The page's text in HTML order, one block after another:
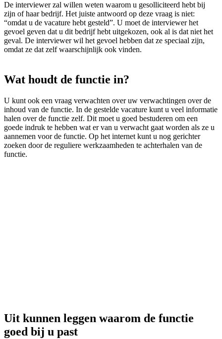
De interviewer zal willen weten waarom u gesolliciteerd hebt bij
zijn of haar bedrijf. Het juiste antwoord op deze vraag is niet:
“omdat u de vacature hebt gesteld”. U moet de interviewer het
gevoel geven dat u dit bedrijf hebt uitgekozen, ook al is dat niet het
geval. De interviewer wil het gevoel hebben dat ze speciaal zijn,
omdat ze dat zelf waarschijnlijk ook vinden.
Wat houdt de functie in?
U kunt ook een vraag verwachten over uw verwachtingen over de
inhoud van de functie. In de gestelde vacature kunt u veel informatie
halen over de functie zelf. Dit moet u goed bestuderen om een
goede indruk te hebben wat er van u verwacht gaat worden als ze u
aannemen voor de functie. Op het internet kunt u nog gerichter
zoeken door de reguliere werkzaamheden te achterhalen van de
functie.
Uit kunnen leggen waarom de functie
goed bij u past